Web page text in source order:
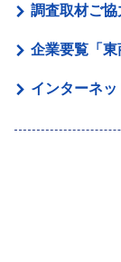
調査取材ご
企業要覧「東
インターネ